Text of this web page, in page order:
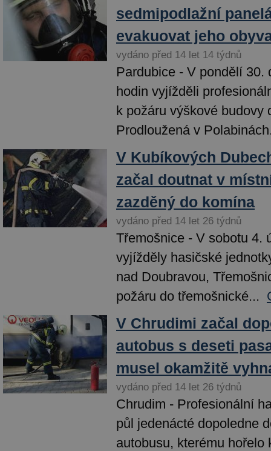
sedmipodlažní
evakuovat jeho
vydáno před 14 let 14 týdnů
Pardubice - V pondělí 30.
hodin vyjížděli
k požáru výškové budovy
Prodloužená v
V Kubíkových
začal doutnat v
zazděný do komína
vydáno před 14 let 26 týdnů
Třemošnice - V sobotu 4.
vyjížděly hasičské
nad Doubravou,
požáru do třemošnické...
V Chrudimi začal
autobus s deseti
musel okamžitě
vydáno před 14 let 26 týdnů
Chrudim - Profesionální
půl jedenácté dopoledne
autobusu, kterému hořelo